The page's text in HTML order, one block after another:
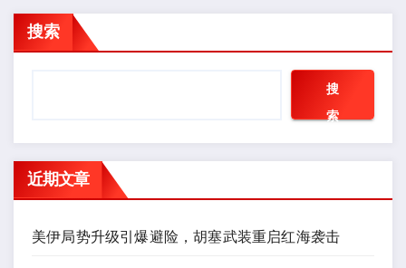
搜索
搜
索
近期文章
美伊局势升级引爆避险，胡塞武装重启红海袭击